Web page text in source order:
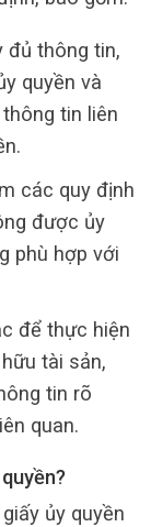
đủ thông tin,
quyền và
tin liên
các quy định
được ủy
phù hợp với
để thực hiện
tài sản,
tin rõ
quan.
ủy quyền